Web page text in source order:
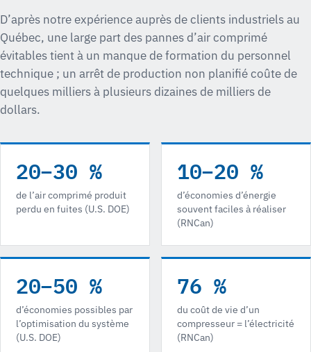
D’après notre expérience auprès de clients industriels au
Québec, une large part des pannes d’air comprimé
évitables tient à un manque de formation du personnel
technique ; un arrêt de production non planifié coûte de
quelques milliers à plusieurs dizaines de milliers de
dollars.
20–30 %
de l’air comprimé produit
perdu en fuites (U.S. DOE)
10–20 %
d’économies d’énergie
souvent faciles à réaliser
(RNCan)
20–50 %
d’économies possibles par
l’optimisation du système
(U.S. DOE)
76 %
du coût de vie d’un
compresseur = l’électricité
(RNCan)